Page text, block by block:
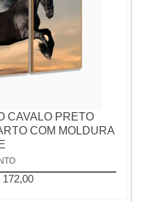
CAVALO PRETO
COM MOLDURA
172,00